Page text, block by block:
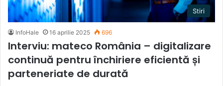
Stiri
InfoHale 16 aprilie 2025 696
Interviu: mateco România – digitalizare
continuă pentru închiriere eficientă și
parteneriate de durată